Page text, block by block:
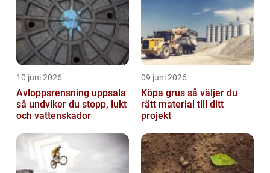
10 juni 2026
Avloppsrensning uppsala
så undviker du stopp, lukt
och vattenskador
09 juni 2026
Köpa grus så väljer du
rätt material till ditt
projekt